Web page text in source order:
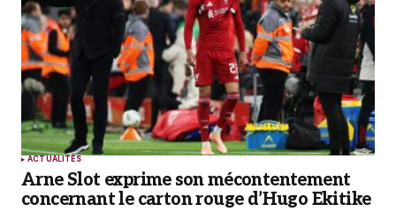
ACTUALITÉS
Arne Slot exprime son mécontentement
concernant le carton rouge d’Hugo Ekitike